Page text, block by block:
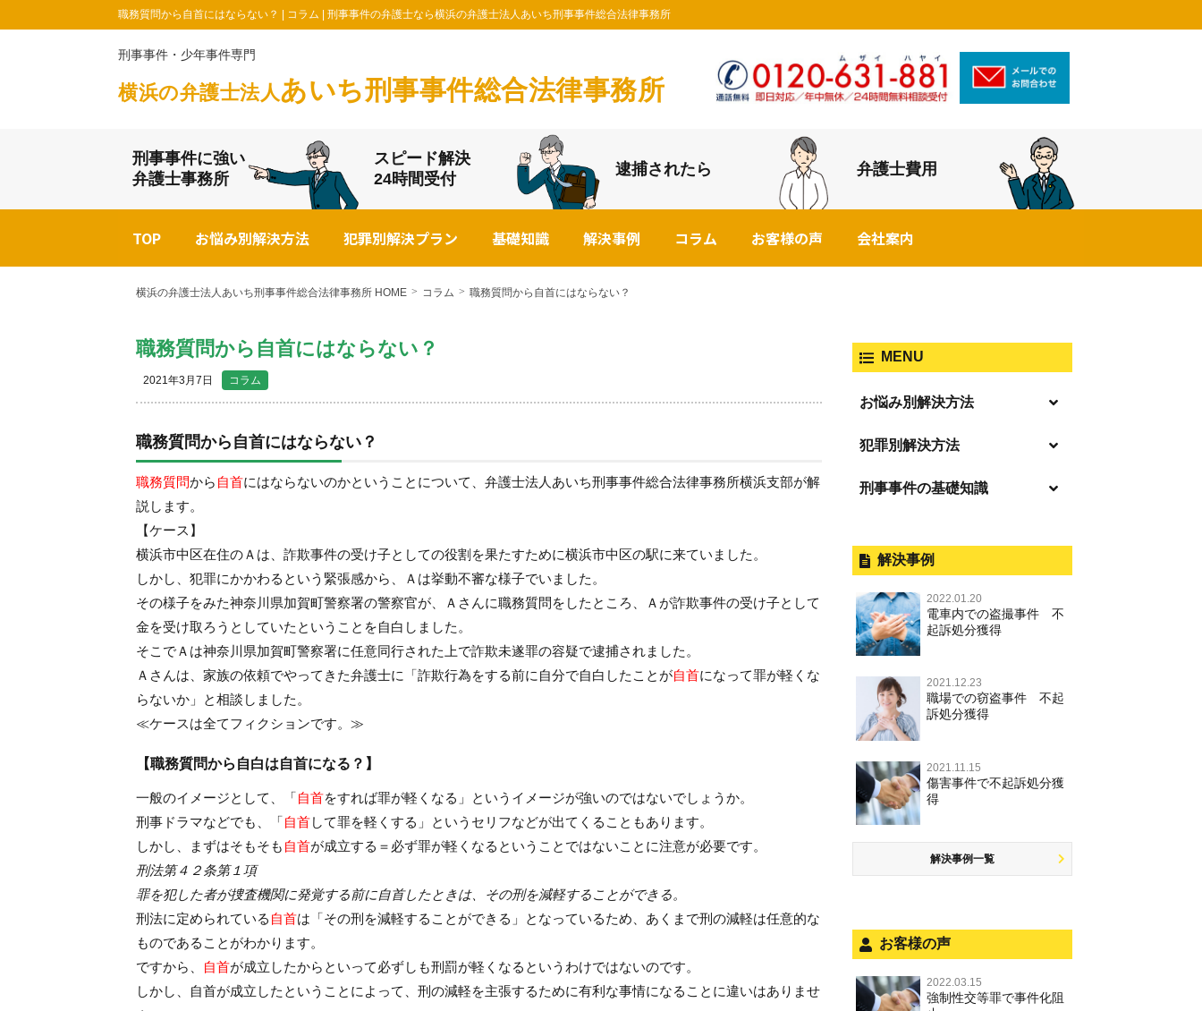
職務質問から自首にはならない？ | コラム | 刑事事件の弁護士なら横浜の弁護士法人あいち刑事事件総合法律事務所
刑事事件・少年事件専門
横浜の弁護士法人あいち刑事事件総合法律事務所
刑事事件に強い
弁護士事務所
スピード解決
24時間受付
逮捕されたら 弁護士費用
TOP お悩み別解決方法 犯罪別解決プラン 基礎知識 解決事例 コラム お客様の声 会社案内
横浜の弁護士法人あいち刑事事件総合法律事務所 HOME コラム 職務質問から自首にはならない？
職務質問から自首にはならない？
2021年3月7日 コラム
職務質問から自首にはならない？
職務質問から 自首にはならないのかということについて、弁護士法人あいち刑事事件総合法律事務所横浜支部が解
説します。
【ケース】
横浜市中区在住のＡは、詐欺事件の受け子としての役割を果たすために横浜市中区の駅に来ていました。
しかし、犯罪にかかわるという緊張感から、Ａは挙動不審な様子でいました。
その様子をみた神奈川県加賀町警察署の警察官が、Ａさんに職務質問をしたところ、Ａが詐欺事件の受け子として
金を受け取ろうとしていたということを自白しました。
そこでＡは神奈川県加賀町警察署に任意同行された上で詐欺未遂罪の容疑で逮捕されました。
Ａさんは、家族の依頼でやってきた弁護士に「詐欺行為をする前に自分で自白したことが自首になって罪が軽くな
らないか」と相談しました。
≪ケースは全てフィクションです。≫
【職務質問から自白は自首になる？】
一般のイメージとして、「自首をすれば罪が軽くなる」というイメージが強いのではないでしょうか。
刑事ドラマなどでも、「自首して罪を軽くする」というセリフなどが出てくることもあります。
しかし、まずはそもそも 自首が成立する＝必ず罪が軽くなるということではないことに注意が必要です。
刑法第４２条第１項
罪を犯した者が捜査機関に発覚する前に自首したときは、その刑を減軽することができる。
刑法に定められている 自首は「その刑を減軽することができる」となっているため、あくまで刑の減軽は任意的な
ものであることがわかります。
ですから、
自首が成立したからといって必ずしも刑罰が軽くなるというわけではないのです。
しかし、自首が成立したということによって、刑の減軽を主張するために有利な事情になることに違いはありませ
MENU
お悩み別解決方法
「逮捕」について適切に知ること
起訴後、前科がつくのを避けるた
逮捕されたら
釈放してほしい
逮捕後、早急な釈放・保釈を望む
ときにすべきこと
被害者との示談を円満に進めるた
めには
こと
刑事事件で被疑者を不起訴処分に
するには
事件を秘密にするためにとるべき
自首・出頭の不安や悩みを解消す
るためには
犯罪別解決方法
事件別－暴力事件
暴行・傷害
殺人
過失致死・過失傷害
脅迫・強要
逮捕・監禁
略取・誘拐・人身売買
業務妨害
公務執行妨害
性犯罪 TOP
痴漢
盗撮，のぞき
つ，準強制わいせつ），監護者わ
いせつ
不同意性交等・監護者性交等
淫行・援助交際
公然わいせつ罪，わいせつ物頒布
罪，淫行勧誘罪
児童ポルノ，リベンジポルノ
事件別－財産犯
財産犯 TOP
窃盗罪
強盗罪
詐欺罪
恐喝罪
横領・背任
盗品売買・譲り受け等
知的財産と刑事事件
事件別－薬物事件
薬物事件 TOP
覚せい剤
大麻
危険ドラッグ
事件別－交通違反・交通事故
交通違反・交通事故 TOP
人身事故・死亡事故
ひき逃げ・当て逃げ
無免許運転
飲酒運転
危険運転行為等
その他
その他 TOP
著作権法違反
商標法違反
犯罪収益移転防止法違反
ネット犯罪
児童虐待・保護責任者遺棄
刑事事件の基礎知識
外国人事件の手続きと特色
刑事裁判の概要・手続
公務員の逮捕・刑事事件
控訴・上告
国選弁護士と私選弁護士の違い
裁判員裁判
取調べの注意点
少年事件の手続と特色
少年事件の処分
法人と刑事事件（脱税関係，従業
員逮捕，予防法務等）
解決事例
2022.01.20
電車内での盗撮事件 不
起訴処分獲得
2021.12.23
職場での窃盗事件 不起
訴処分獲得
2021.11.15
傷害事件で不起訴処分獲
得
解決事例一覧
お客様の声
2022.03.15
強制性交等罪で事件化阻